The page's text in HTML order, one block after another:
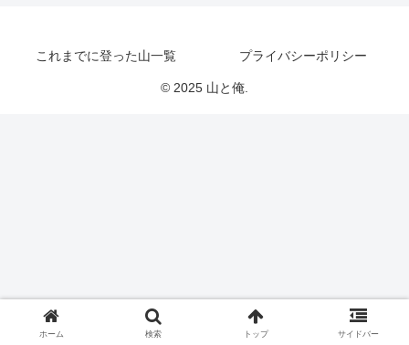
これまでに登った山一覧 プライバシーポリシー
© 2025 山と俺.
ホーム 検索 トップ サイドバー